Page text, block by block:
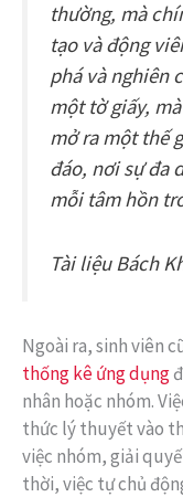
thường, mà
tạo và động
phá và nghiên
một tờ giấy,
mở ra một thế
đáo, nơi sự đa
mỗi tâm hồn
Tài liệu Bách
Ngoài ra, sinh viên
thống kê ứng dụng
nhân hoặc nhóm.
thức lý thuyết vào
việc nhóm, giải
thời, việc tự chủ